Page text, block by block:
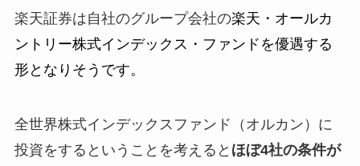
楽天証券は自社のグループ会社の楽天・オールカ
ントリー株式インデックス・ファンドを優遇する
形となりそうです。
全世界株式インデックスファンド（オルカン）に
投資をするということを考えると ほぼ4社の条件が